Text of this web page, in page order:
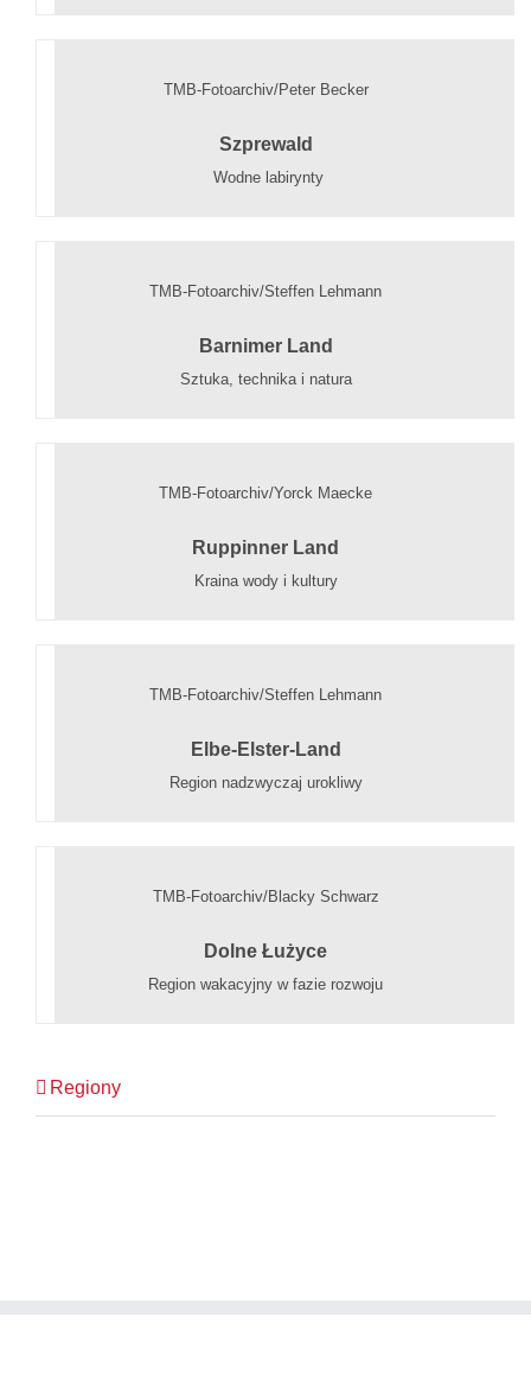
TMB-Fotoarchiv/Peter Becker
Szprewald
Wodne labirynty
TMB-Fotoarchiv/Steffen Lehmann
Barnimer Land
Sztuka, technika i natura
TMB-Fotoarchiv/Yorck Maecke
Ruppinner Land
Kraina wody i kultury
TMB-Fotoarchiv/Steffen Lehmann
Elbe-Elster-Land
Region nadzwyczaj urokliwy
TMB-Fotoarchiv/Blacky Schwarz
Dolne Łużyce
Region wakacyjny w fazie rozwoju
Regiony